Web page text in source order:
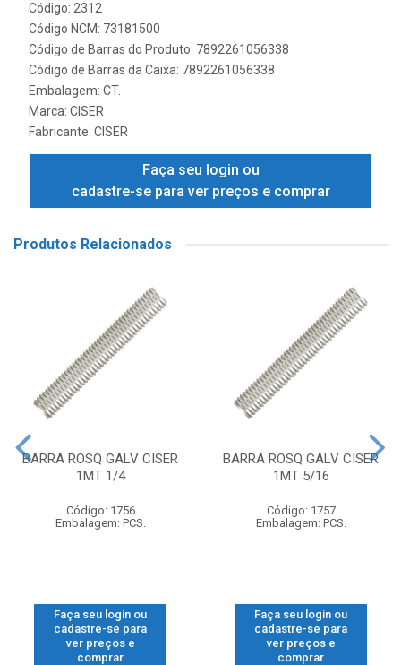
Código: 2312
Código NCM: 73181500
Código de Barras do Produto: 7892261056338
Código de Barras da Caixa: 7892261056338
Embalagem: CT.
Marca: CISER
Fabricante: CISER
Faça seu login ou
cadastre-se para ver preços e comprar
Produtos Relacionados
BARRA ROSQ GALV CISER
1MT 1/4
Código: 1756
Embalagem: PCS.
Faça seu login ou
cadastre-se para
ver preços e
comprar
BARRA ROSQ GALV CISER
1MT 5/16
Código: 1757
Embalagem: PCS.
Faça seu login ou
cadastre-se para
ver preços e
comprar